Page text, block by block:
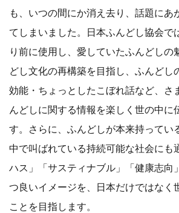
も、いつの間にか消え去り、話題にあ
てしまいました。日本ふんどし協会で
り前に使用し、愛していたふんどしの
どし文化の再構築を目指し、ふんどし
効能・ちょっとしたこぼれ話など、さ
んどしに関する情報を楽しく世の中に
す。さらに、ふんどしが本来持ってい
中で叫ばれている持続可能な社会にも
ハス」「サスティナブル」「健康志向
つ良いイメージを、日本だけではなく
ことを目指します。